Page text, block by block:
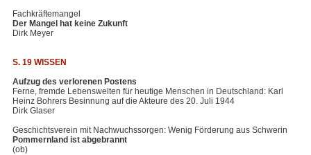
Fachkräftemangel
Der Mangel hat keine Zukunft
Dirk Meyer
S. 19 WISSEN
Aufzug des verlorenen Postens
Ferne, fremde Lebenswelten für heutige Menschen in Deutschland: Karl
Heinz Bohrers Besinnung auf die Akteure des 20. Juli 1944
Dirk Glaser
Geschichtsverein mit Nachwuchssorgen: Wenig Förderung aus Schwerin
Pommernland ist abgebrannt
(ob)